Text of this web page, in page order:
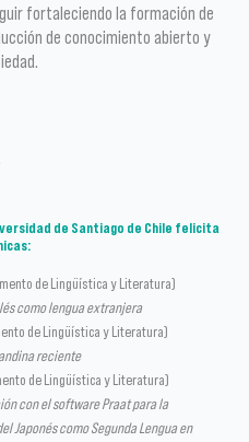
fortaleciendo la formación de
de conocimiento abierto y
de Santiago de Chile felicita
de Lingüística y Literatura)
como lengua extranjera
de Lingüística y Literatura)
reciente
de Lingüística y Literatura)
con el software Praat para la
Japonés como Segunda Lengua en